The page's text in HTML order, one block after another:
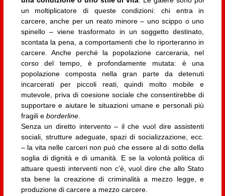
un moltiplicatore di queste condizioni: chi entra in
carcere, anche per un reato minore – uno scippo o uno
spinello – viene trasformato in un soggetto destinato,
scontata la pena, a comportamenti che lo riporteranno in
carcere. Anche perché la popolazione carceraria, nel
corso del tempo, è profondamente mutata: è una
popolazione composta nella gran parte da detenuti
incarcerati per piccoli reati, quindi molto mobile e
mutevole, priva di coesione sociale che consentirebbe di
supportare e aiutare le situazioni umane e personali più
fragili e borderline.
Senza un diretto intervento – il che vuol dire assistenti
sociali, strutture adeguate, spazi di socializzazione, ecc.
– la vita nelle carceri non può che essere al di sotto della
soglia di dignità e di umanità. E se la volontà politica di
attuare questi interventi non c’è, vuol dire che allo Stato
sta bene la creazione di criminalità a mezzo legge, e
produzione di carcere a mezzo carcere.